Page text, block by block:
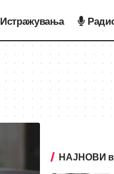
Истражувања
НАЈНОВИ